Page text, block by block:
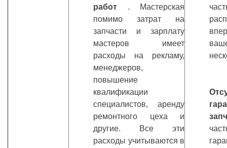
работ . Мастерская
помимо затрат на
запчасти и зарплату
мастеров имеет
расходы на рекламу,
менеджеров,
повышение
квалификации
специалистов, аренду
ремонтного цеха и
другие. Все эти
расходы учитываются в